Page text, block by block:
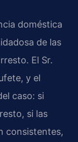
doméstica
de las
El Sr.
y el
caso: si
si las
consistentes,